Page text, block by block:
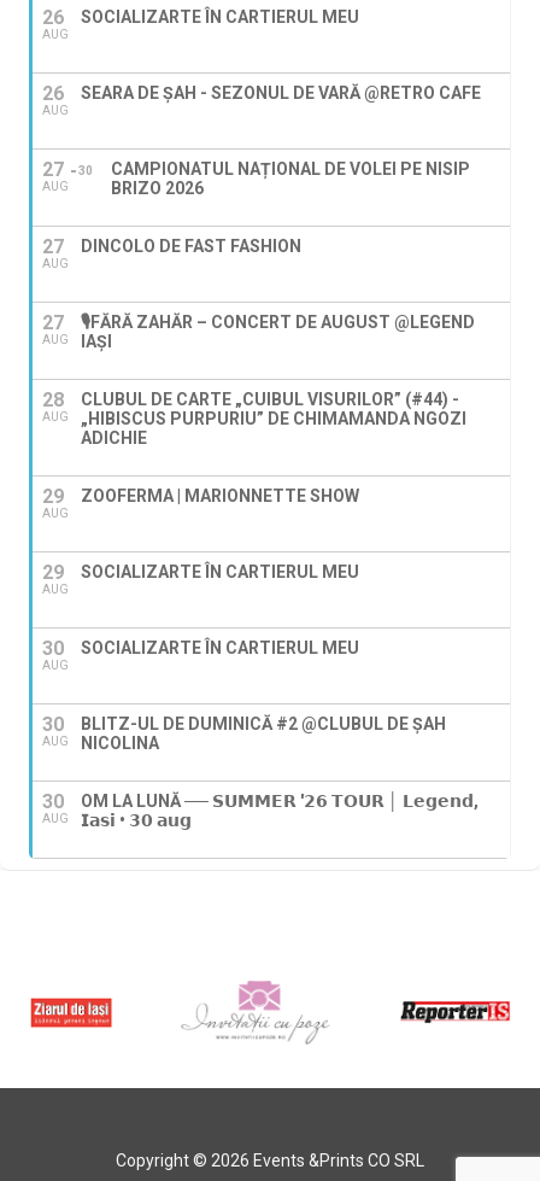
26
AUG
SOCIALIZARTE ÎN CARTIERUL MEU
26
AUG
SEARA DE ȘAH - SEZONUL DE VARĂ @RETRO CAFE
27
AUG
30
CAMPIONATUL NAȚIONAL DE VOLEI PE NISIP
BRIZO 2026
27
AUG
DINCOLO DE FAST FASHION
27
AUG
🎙️FĂRĂ ZAHĂR – CONCERT DE AUGUST @LEGEND
IAŞI
28
AUG
CLUBUL DE CARTE „CUIBUL VISURILOR” (#44) -
„HIBISCUS PURPURIU” DE CHIMAMANDA NGOZI
ADICHIE
29
AUG
ZOOFERMA | MARIONNETTE SHOW
29
AUG
SOCIALIZARTE ÎN CARTIERUL MEU
30
AUG
SOCIALIZARTE ÎN CARTIERUL MEU
30
AUG
BLITZ-UL DE DUMINICĂ #2 @CLUBUL DE ȘAH
NICOLINA
30
AUG
OM LA LUNĂ ── 𝗦𝗨𝗠𝗠𝗘𝗥 '𝟮𝟲 𝗧𝗢𝗨𝗥 │ 𝗟𝗲𝗴𝗲𝗻𝗱,
𝗜𝗮𝘀𝗶 • 𝟯𝟬 𝗮𝘂𝗴
Copyright © 2026 Events &Prints CO SRL